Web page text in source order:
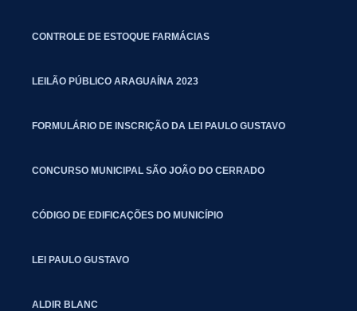
CONTROLE DE ESTOQUE FARMÁCIAS
LEILÃO PÚBLICO ARAGUAÍNA 2023
FORMULÁRIO DE INSCRIÇÃO DA LEI PAULO GUSTAVO
CONCURSO MUNICIPAL SÃO JOÃO DO CERRADO
CÓDIGO DE EDIFICAÇÕES DO MUNICÍPIO
LEI PAULO GUSTAVO
ALDIR BLANC